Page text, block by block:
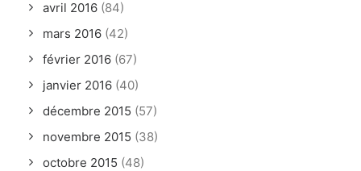
avril 2016 (84)
mars 2016 (42)
février 2016 (67)
janvier 2016 (40)
décembre 2015 (57)
novembre 2015 (38)
octobre 2015 (48)